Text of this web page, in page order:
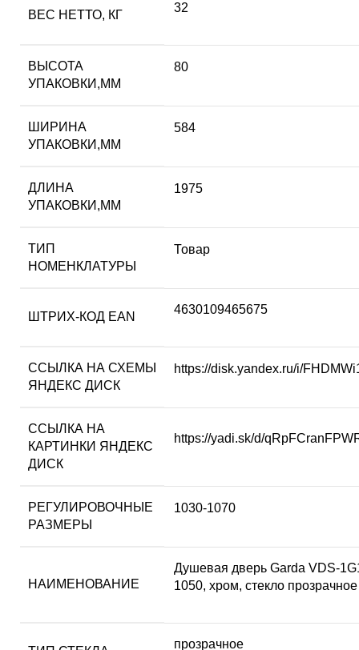
ВЕС НЕТТО, КГ
32
ВЫСОТА
УПАКОВКИ,ММ
80
ШИРИНА
УПАКОВКИ,ММ
584
ДЛИНА
УПАКОВКИ,ММ
1975
ТИП
НОМЕНКЛАТУРЫ
Товар
ШТРИХ-КОД EAN
4630109465675
ССЫЛКА НА СХЕМЫ
ЯНДЕКС ДИСК
https://disk.yandex.ru/i/
ССЫЛКА НА
КАРТИНКИ ЯНДЕКС
ДИСК
https://yadi.sk/d/
РЕГУЛИРОВОЧНЫЕ
РАЗМЕРЫ
1030-1070
НАИМЕНОВАНИЕ
Душевая дверь Garda VDS-
1050, хром, стекло прозрачное
прозрачное